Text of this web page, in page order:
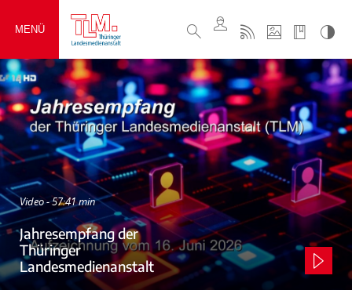
MENÜ
Video - 57:41 min
Jahresempfang der
Thüringer
Landesmedienanstalt